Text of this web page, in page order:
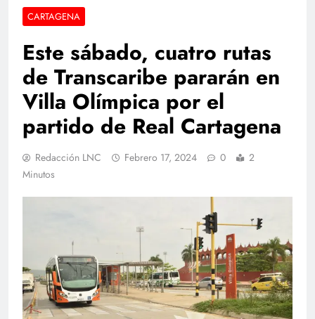
CARTAGENA
Este sábado, cuatro rutas
de Transcaribe pararán en
Villa Olímpica por el
partido de Real Cartagena
Redacción LNC Febrero 17, 2024 0
2
Minutos